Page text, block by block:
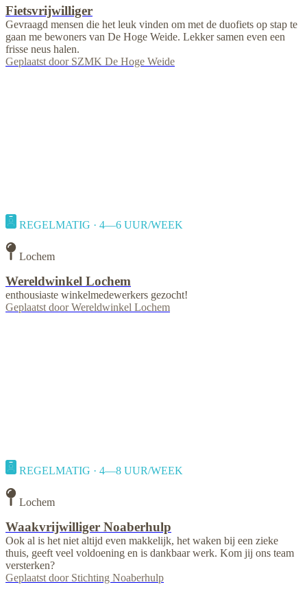
Fietsvrijwilliger
Gevraagd mensen die het leuk vinden om met de duofiets op stap te
gaan me bewoners van De Hoge Weide. Lekker samen even een
frisse neus halen.
Geplaatst door SZMK De Hoge Weide
REGELMATIG · 4—6 UUR/WEEK
Lochem
Wereldwinkel Lochem
enthousiaste winkelmedewerkers gezocht!
Geplaatst door Wereldwinkel Lochem
REGELMATIG · 4—8 UUR/WEEK
Lochem
Waakvrijwilliger Noaberhulp
Ook al is het niet altijd even makkelijk, het waken bij een zieke
thuis, geeft veel voldoening en is dankbaar werk. Kom jij ons team
versterken?
Geplaatst door Stichting Noaberhulp